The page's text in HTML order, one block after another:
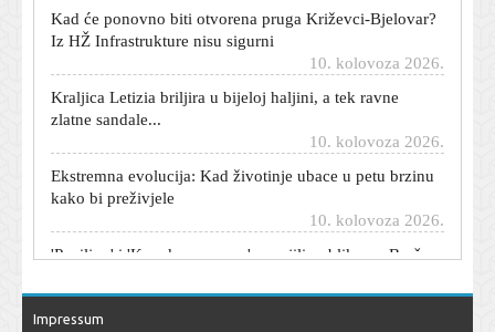
Iz HŽ Infrastrukture nisu sigurni
zlatne sandale...
kako bi preživjele
Film Festivalu
Policija upala u gradsku upravu Slavonskog Broda
Impressum